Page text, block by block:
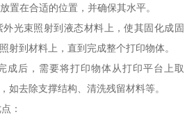
置在合适的位置，并确保其水平。
光束照射到液态材料上，使其固化成固
射到材料上，直到完成整个打印物体。
成后，需要将打印物体从打印平台上取
如去除支撑结构、清洗残留材料等。
：